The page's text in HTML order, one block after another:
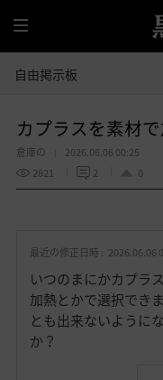
全
体
自由掲示板
カプラスを素材
倉庫の
2026.06.06 00:25
2821
2 0
最近の修正日時 : 2026.06.06
いつのまにかカプラ
加熱とかで選択でき
とも出来ないように
か？